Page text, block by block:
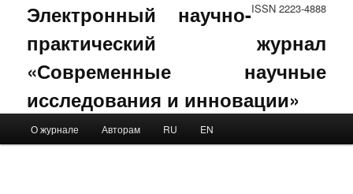
ISSN 2223-4888
Электронный научно-
практический журнал
«Современные научные
исследования и инновации»
Skip to primary content
Skip to secondary content
О журнале Авторам RU EN